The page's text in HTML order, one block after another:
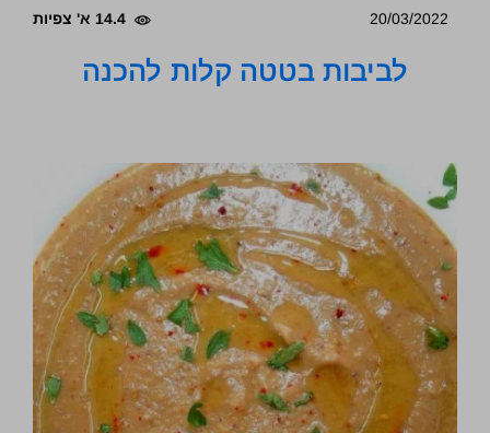
20/03/2022 14.4 א' צפיות
לביבות בטטה קלות להכנה